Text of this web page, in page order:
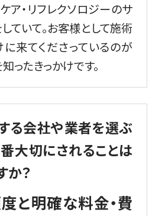
ア・リフレクソロジーのサ
ていて。お客様として施術
来てくださっているのが
ったきっかけです。
る会社や業者を選ぶ
大切にされることは
か？
と明確な料金・費